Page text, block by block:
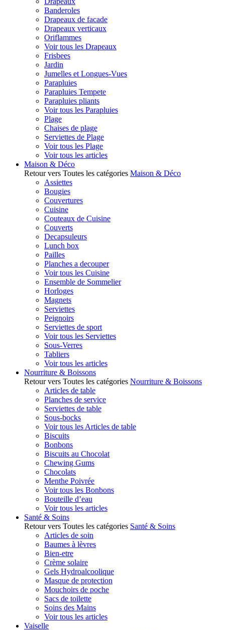
Banderoles
Drapeaux de facade
Drapeaux verticaux
Oriflammes
Voir tous les Drapeaux
Frisbees
Jardin
Jumelles et Longues-Vues
Parapluies
Parapluies Tempete
Parapluies pliants
Voir tous les Parapluies
Plage
Chaises de plage
Serviettes de Plage
Voir tous les Plage
Voir tous les articles
Maison & Déco
Retour vers Toutes les catégories Maison & Déco
Assiettes
Bougies
Couvertures
Cuisine
Couteaux de Cuisine
Couverts
Decapsuleurs
Lunch box
Pailles
Planches a decouper
Voir tous les Cuisine
Ensemble de Sommelier
Horloges
Magnets
Serviettes
Peignoirs
Serviettes de sport
Voir tous les Serviettes
Sous-Verres
Tabliers
Voir tous les articles
Nourriture & Boissons
Retour vers Toutes les catégories Nourriture & Boissons
Articles de table
Planches de service
Serviettes de table
Sous-bocks
Voir tous les Articles de table
Biscuits
Bonbons
Biscuits au Chocolat
Chewing Gums
Chocolats
Menthe Poivrée
Voir tous les Bonbons
Bouteille d’eau
Voir tous les articles
Santé & Soins
Retour vers Toutes les catégories Santé & Soins
Articles de soin
Baumes à lèvres
Bien-etre
Crème solaire
Gels Hydroalcoolique
Masque de protection
Mouchoirs de poche
Sacs de toilette
Soins des Mains
Voir tous les articles
Vaiselle